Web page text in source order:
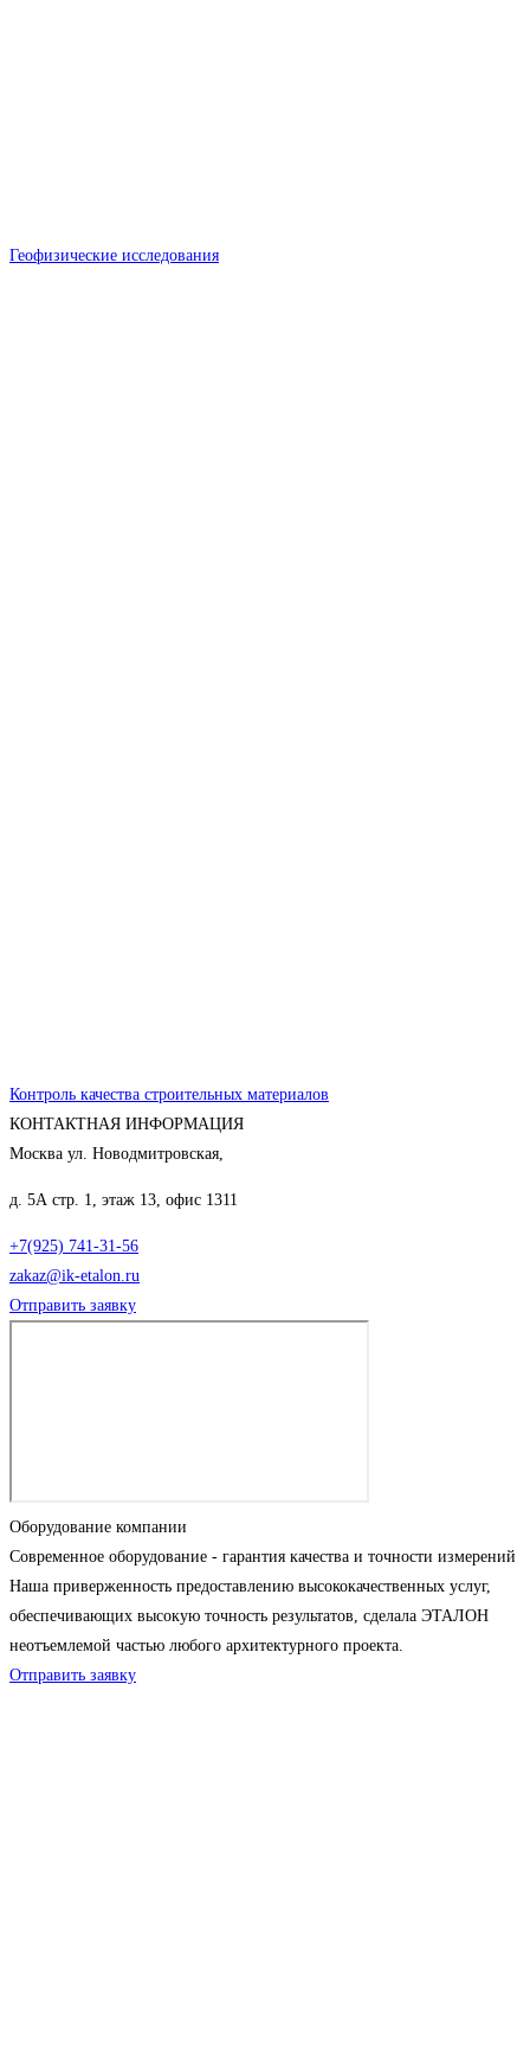
Геофизические исследования
Контроль качества строительных материалов
КОНТАКТНАЯ ИНФОРМАЦИЯ
Москва ул. Новодмитровская,
д. 5А стр. 1, этаж 13, офис 1311
+7(925) 741-31-56
zakaz@ik-etalon.ru
Отправить заявку
Оборудование компании
Современное оборудование - гарантия качества и точности измерений
Наша приверженность предоставлению высококачественных услуг,
обеспечивающих высокую точность результатов, сделала ЭТАЛОН
неотъемлемой частью любого архитектурного проекта.
Отправить заявку